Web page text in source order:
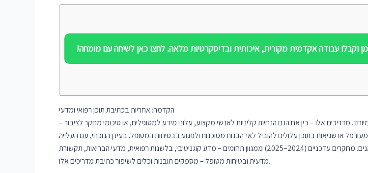
וקבלו עבודה אקדמית מקורית, איכותית ובדיסקרטיות מלאה. לחצו כאן לשיחה עם מומחה!
הקדמה: אחריות בכתיבת תוכן רפואי ומדעי
מדריכים אלו – בין אם הנם הנחיות קליניות לאנשי מקצוע, עלוני מידע למטופלים, או סיכומי מחקר לציבור –
או שגיאות בתוכן עלולים להוביל לאי־הבנות מסוכנות ולפגוע בבטיחות המטופל. בעידן הנוכחי, עם העלייה
במורכבות המידע הרפואי והמדעי, חיוני להבטיח שהתכנים נגישים, ברורים ומהימנים. מחקרים עדכניים (2024–2025) ממגוון תחומים – מדע קוגניטיבי, בלשנות רפואית, מדעי הבריאות, תקשורת
מדעית ובטיחות מטופל – מספקים תובנות וכלים לשיפור כתיבת מדריכים אלו.